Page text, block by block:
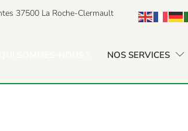
37500 La Roche-Clermault
NOS SERVICES